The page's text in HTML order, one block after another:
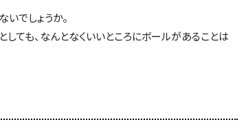
でしょうか。
ても、なんとなくいいところにボールがあることは